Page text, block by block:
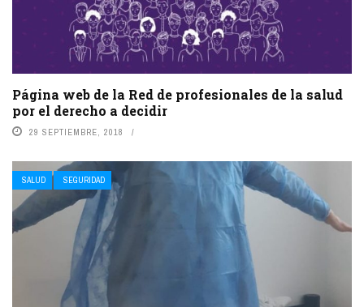
Página web de la Red de profesionales de la salud
por el derecho a decidir
29 SEPTIEMBRE, 2018
SALUD SEGURIDAD